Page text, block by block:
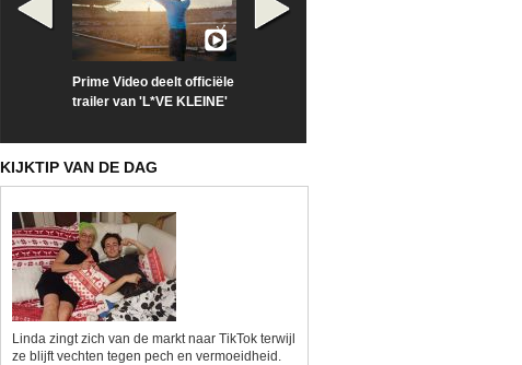
Prime Video deelt officiële
trailer van 'L*VE KLEINE'
KIJKTIP VAN DE DAG
Linda zingt zich van de markt naar TikTok terwijl
ze blijft vechten tegen pech en vermoeidheid.